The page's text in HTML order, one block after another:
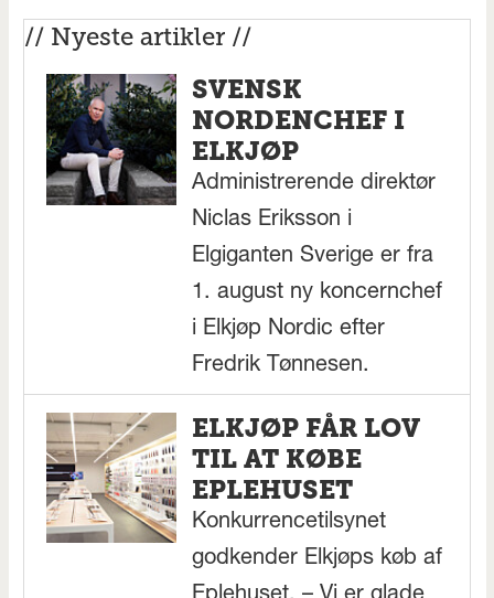
// Nyeste artikler //
SVENSK
NORDENCHEF I
ELKJØP
Administrerende direktør
Niclas Eriksson i
Elgiganten Sverige er fra
1. august ny koncernchef
i Elkjøp Nordic efter
Fredrik Tønnesen.
ELKJØP FÅR LOV
TIL AT KØBE
EPLEHUSET
Konkurrencetilsynet
godkender Elkjøps køb af